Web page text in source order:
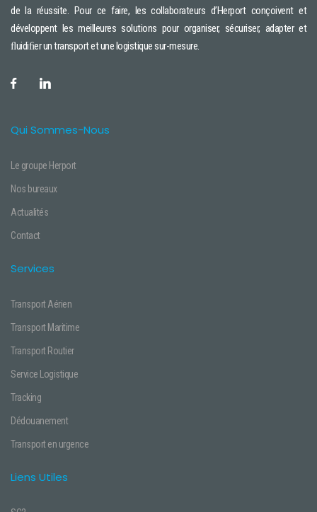
de la réussite. Pour ce faire, les collaborateurs d’Herport conçoivent et
développent les meilleures solutions pour organiser, sécuriser, adapter et
ﬂuidiﬁer un transport et une logistique sur-mesure.
Qui Sommes-Nous
Le groupe Herport
Nos bureaux
Actualités
Contact
Services
Transport Aérien
Transport Maritime
Transport Routier
Service Logistique
Tracking
Dédouanement
Transport en urgence
Liens Utiles